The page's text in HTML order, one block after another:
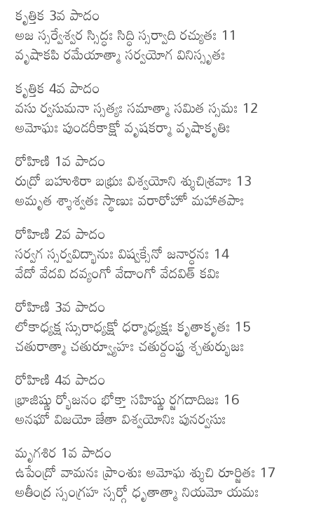
కృత్తిక 3వ పాదం
అజ స్సర్వేశ్వర స్సిద్ధః సిద్ధి స్సర్వాది రచ్యుతః 11
వృషాకపి రమేయాత్మా సర్వయోగ వినిస్సృతః
కృత్తిక 4వ పాదం
వసు ర్వసుమనా స్సత్యః సమాత్మా సమిత స్సమః 12
అమోఘః పుండరీకాక్షో వృషకర్మా వృషాకృతిః
రోహిణి 1వ పాదం
రుద్రో బహుశిరా బభ్రుః విశ్వయోని శ్శుచిశ్రవాః 13
అమృత శ్శాశ్వతః స్థాణుః వరారోహో మహాతపాః
రోహిణి 2వ పాదం
సర్వగ స్సర్వవిద్భానుః విష్వక్సేనో జనార్ధనః 14
వేదో వేదవి దవ్యంగో వేదాంగో వేదవిత్ కవిః
రోహిణి 3వ పాదం
లోకాధ్యక్ష స్సురాధ్యక్షో ధర్మాధ్యక్షః కృతాకృతః 15
చతురాత్మా చతుర్వ్యూహః చతుర్దంష్ట్ర శ్చతుర్భుజః
రోహిణి 4వ పాదం
భ్రాజిష్ణు ర్భోజనం భోక్తా సహిష్ణు ర్జగదాదిజః 16
అనఘో విజయో జేతా విశ్వయోనిః పునర్వసుః
మృగశిర 1వ పాదం
ఉపేంద్రో వామనః ప్రాంశుః అమోఘ శ్శుచి రూర్జితః 17
అతీంద్ర స్సంగ్రహ స్సర్గో ధృతాత్మా నియమో యమః